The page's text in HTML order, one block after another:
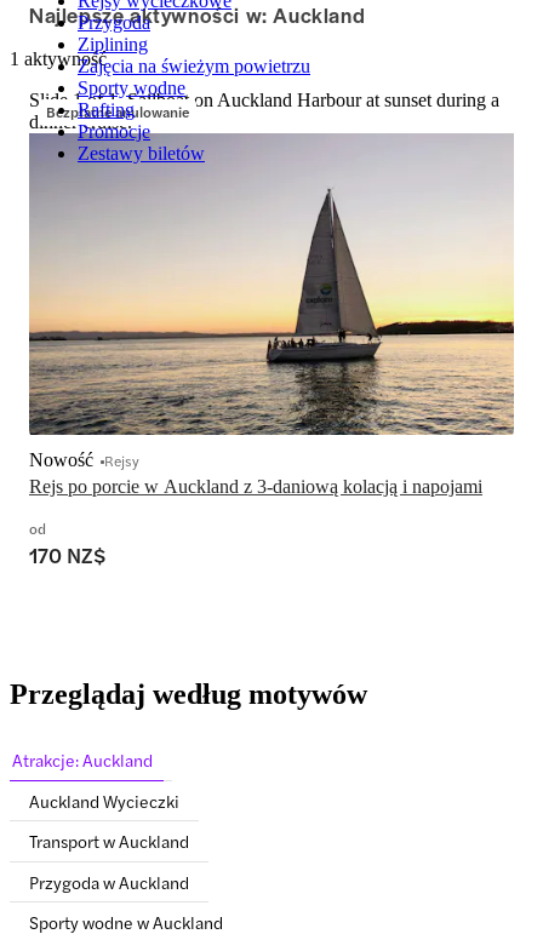
Przygoda
Ziplining
Zajęcia na świeżym powietrzu
Sporty wodne
Rafting
Promocje
Zestawy biletów
Najlepsze aktywności w: Auckland
1 aktywność
Bezpłatne anulowanie
Slide 1 of 1, Sailboat on Auckland Harbour at sunset during a
dinner cruise.
Rejs po porcie w Auckland z 3-daniową kolacją i napojami
Nowość Rejsy
od
170 NZ$
Przeglądaj według motywów
Atrakcje: Auckland
Auckland Wycieczki
Transport w Auckland
Przygoda w Auckland
Sporty wodne w Auckland